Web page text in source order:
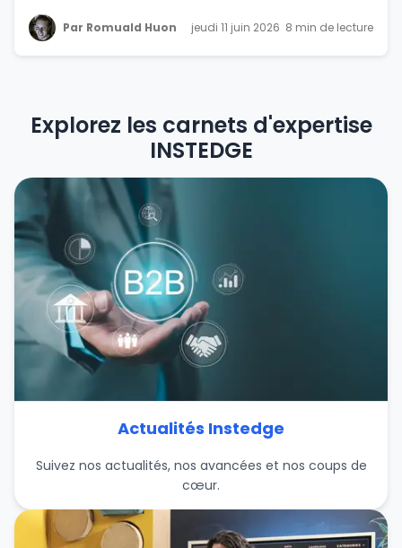
Par Romuald Huon jeudi 11 juin 2026 8 min de lecture
Explorez les carnets d'expertise
INSTEDGE
Actualités Instedge
Suivez nos actualités, nos avancées et nos coups de
cœur.